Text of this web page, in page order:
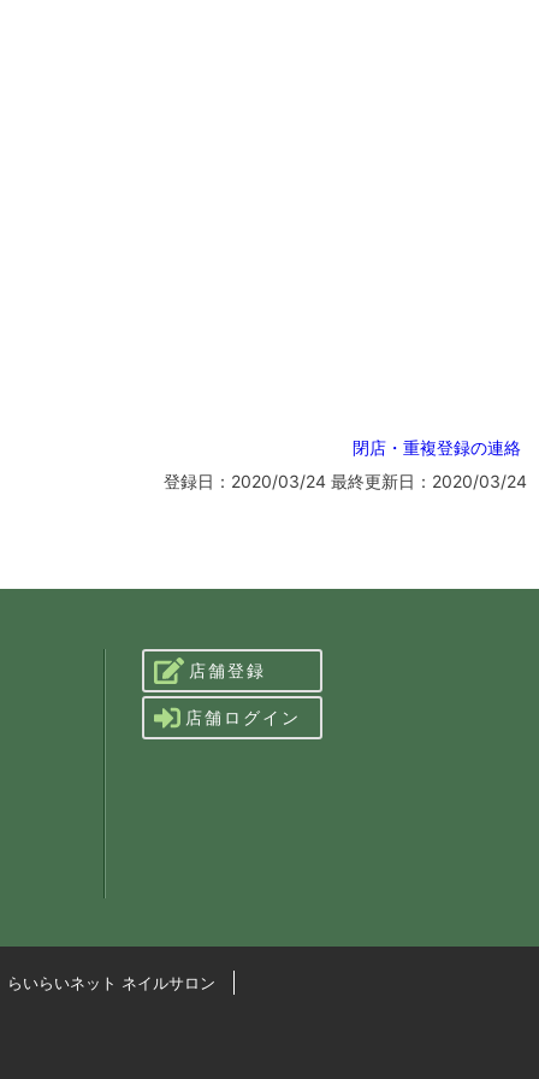
閉店・重複登録の連絡
登録日：2020/03/24 最終更新日：2020/03/24
店舗登録
店舗ログイン
らいらいネット ネイルサロン